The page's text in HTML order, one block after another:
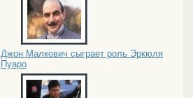
Джон Малкович сыграет роль Эркюля
Пуаро